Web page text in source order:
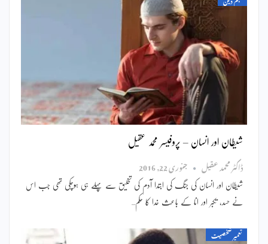
شیطان اور انسان – پروفیسر محمد عقیل
ڈاکٹر محمد عقیل جنوری 22, 2016
شیطان اور انسان کی جنگ کی ابتدا آدم کی تخلیق سے پہلے ہی ہوچکی تھی جب اس
نے حسد، تکبر اور انا کے باعث خدا کا حکم…
تعمیر شخصیت